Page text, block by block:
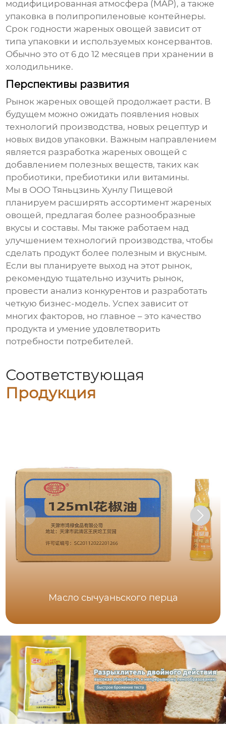
модифицированная атмосфера (MAP), а также
упаковка в полипропиленовые контейнеры.
Срок годностижареных овощей зависит от
типа упаковки и используемых консервантов.
Обычно это от 6 до 12 месяцев при хранении в
холодильнике.
Перспективы развития
Рынокжареных овощей продолжает расти. В
будущем можно ожидать появления новых
технологий производства, новых рецептур и
новых видов упаковки. Важным направлением
является разработкажареных овощей с
добавлением полезных веществ, таких как
пробиотики, пребиотики или витамины.
Мы в ООО Тяньцзинь Хунлу Пищевой
планируем расширять ассортиментжареных
овощей, предлагая более разнообразные
вкусы и составы. Мы также работаем над
улучшением технологий производства, чтобы
сделать продукт более полезным и вкусным.
Если вы планируете выход на этот рынок,
рекомендую тщательно изучить рынок,
провести анализ конкурентов и разработать
четкую бизнес-модель. Успех зависит от
многих факторов, но главное – это качество
продукта и умение удовлетворить
потребности потребителей.
Соответствующая
Продукция
Масло сычуаньского перца